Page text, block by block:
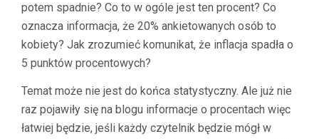
potem spadnie? Co to w ogóle jest ten procent? Co
oznacza informacja, że 20% ankietowanych osób to
kobiety? Jak zrozumieć komunikat, że inflacja spadła o
5 punktów procentowych?
Temat może nie jest do końca statystyczny. Ale już nie
raz pojawiły się na blogu informacje o procentach więc
łatwiej będzie, jeśli każdy czytelnik będzie mógł w